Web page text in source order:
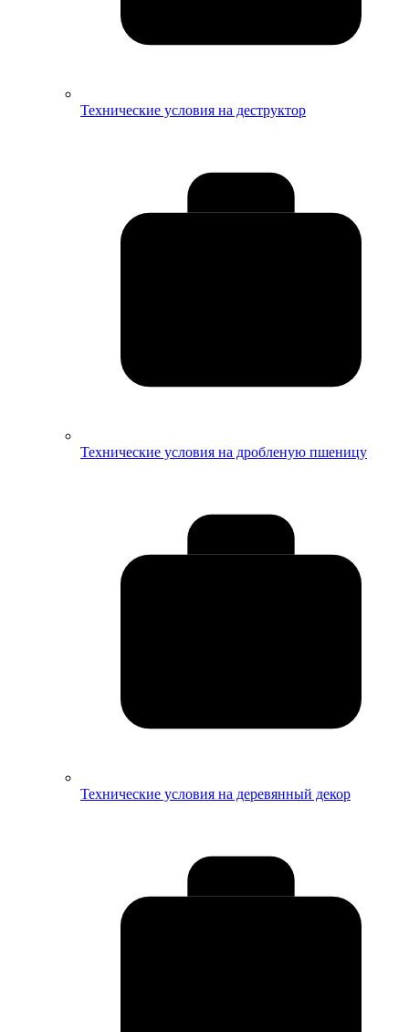
Технические условия на деструктор
Технические условия на дробленую пшеницу
Технические условия на деревянный декор